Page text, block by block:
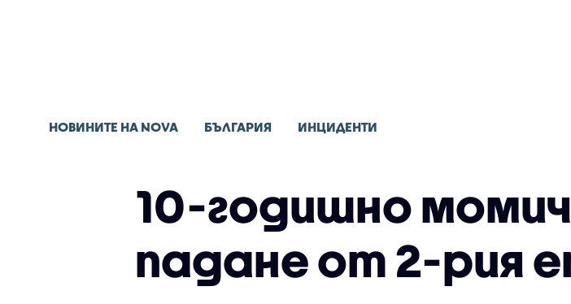
НОВИНИТЕ НА NOVA БЪЛГАРИЯ ИНЦИДЕНТИ
10-годишно
падане от 2-рия